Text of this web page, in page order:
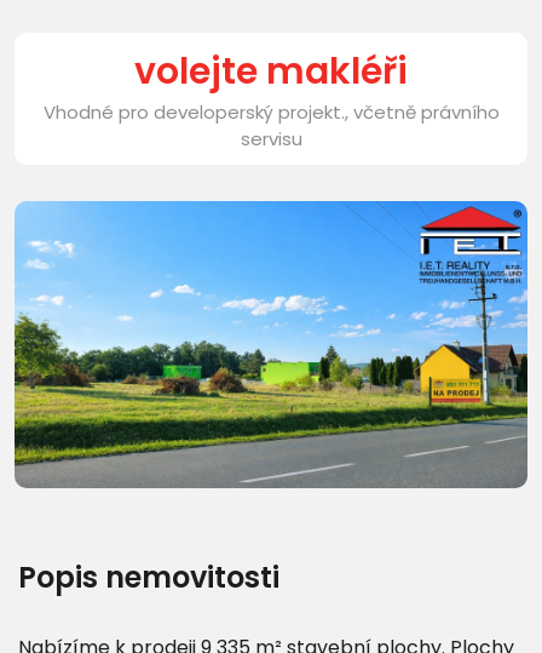
volejte makléři
Vhodné pro developerský projekt., včetně právního
servisu
Popis nemovitosti
Nabízíme k prodeji 9 335 m² stavební plochy. Plochy